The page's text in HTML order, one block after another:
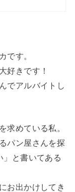
です。
好きです！
でアルバイトし
求めている私。
パン屋さんを探
」と書いてある
お出かけしてき